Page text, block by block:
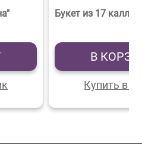
Букет из 17 калл
В
Купить в 1